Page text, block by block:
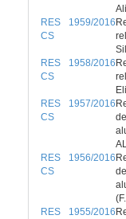
RES 1959/2016
CS
RES 1958/2016
CS
RES 1957/2016
CS
RES 1956/2016
CS
RES 1955/2016